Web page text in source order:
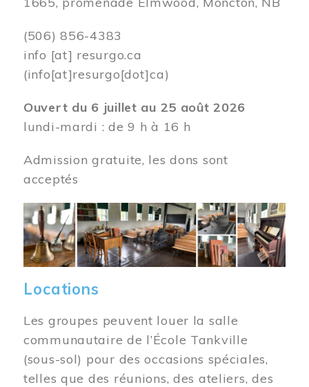
(506) 856-4383
info [at] resurgo.ca
(info[at]resurgo[dot]ca)
Ouvert du 6 juillet au 25 août 2026
lundi-mardi : de 9 h à 16 h
Admission gratuite, les dons sont
acceptés
Image
Locations
Les groupes peuvent louer la salle
communautaire de l’École Tankville
(sous-sol) pour des occasions spéciales,
telles que des réunions, des ateliers, des